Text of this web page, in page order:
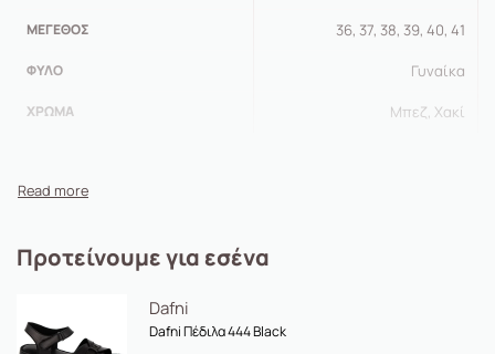
ΜΈΓΕΘΟΣ 36, 37, 38, 39, 40, 41
ΦΎΛΟ Γυναίκα
ΧΡΏΜΑ Μπεζ, Χακί
Προτείνουμε για εσένα
Dafni
Dafni Πέδιλα 444 Black